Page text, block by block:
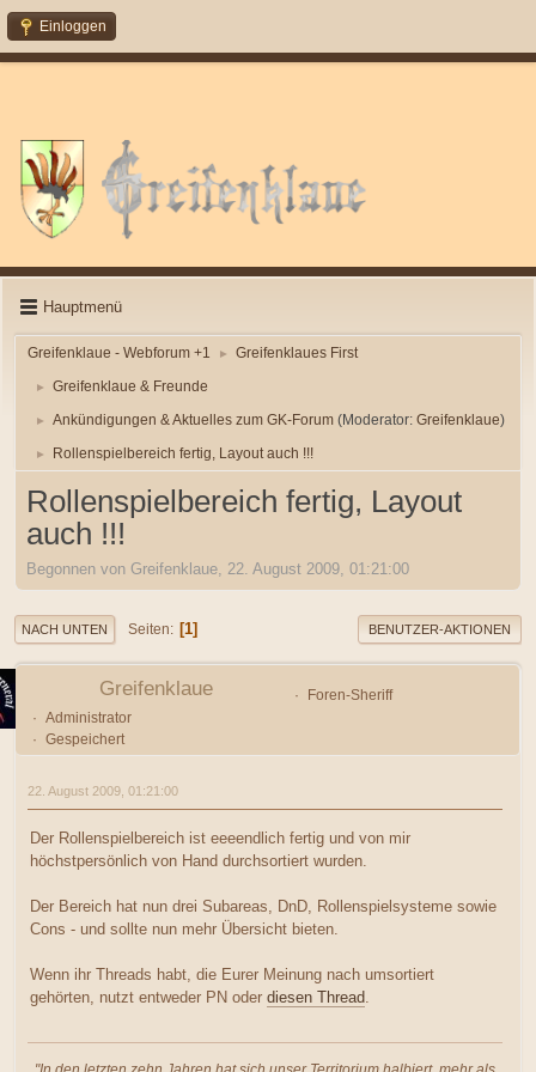
Einloggen
Hauptmenü
Greifenklaue - Webforum +1 ► Greifenklaues First
► Greifenklaue & Freunde
► Ankündigungen & Aktuelles zum GK-Forum (Moderator: Greifenklaue)
► Rollenspielbereich fertig, Layout auch !!!
Rollenspielbereich fertig, Layout
auch !!!
Begonnen von Greifenklaue, 22. August 2009, 01:21:00
NACH UNTEN Seiten 1 BENUTZER-AKTIONEN
Greifenklaue
Foren-Sheriff
Administrator
Gespeichert
22. August 2009, 01:21:00
Der Rollenspielbereich ist eeeendlich fertig und von mir
höchstpersönlich von Hand durchsortiert wurden.
Der Bereich hat nun drei Subareas, DnD, Rollenspielsysteme sowie
Cons - und sollte nun mehr Übersicht bieten.
Wenn ihr Threads habt, die Eurer Meinung nach umsortiert
gehörten, nutzt entweder PN oder diesen Thread